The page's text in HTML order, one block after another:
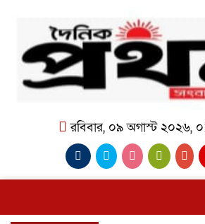
রবিবার, ০৯ অগাস্ট ২০২৬,